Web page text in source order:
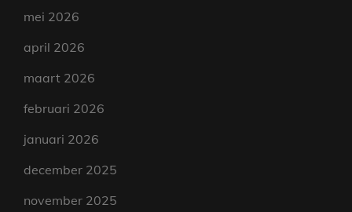
mei 2026
april 2026
maart 2026
februari 2026
januari 2026
december 2025
november 2025